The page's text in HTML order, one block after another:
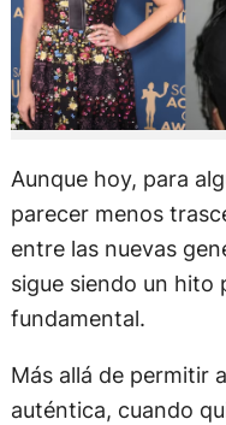
Aunque hoy, para
parecer menos
entre las nuevas
sigue siendo un hito
fundamental.
Más allá de permitir
auténtica, cuando